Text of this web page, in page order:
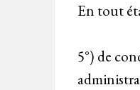
En tout
5°) de